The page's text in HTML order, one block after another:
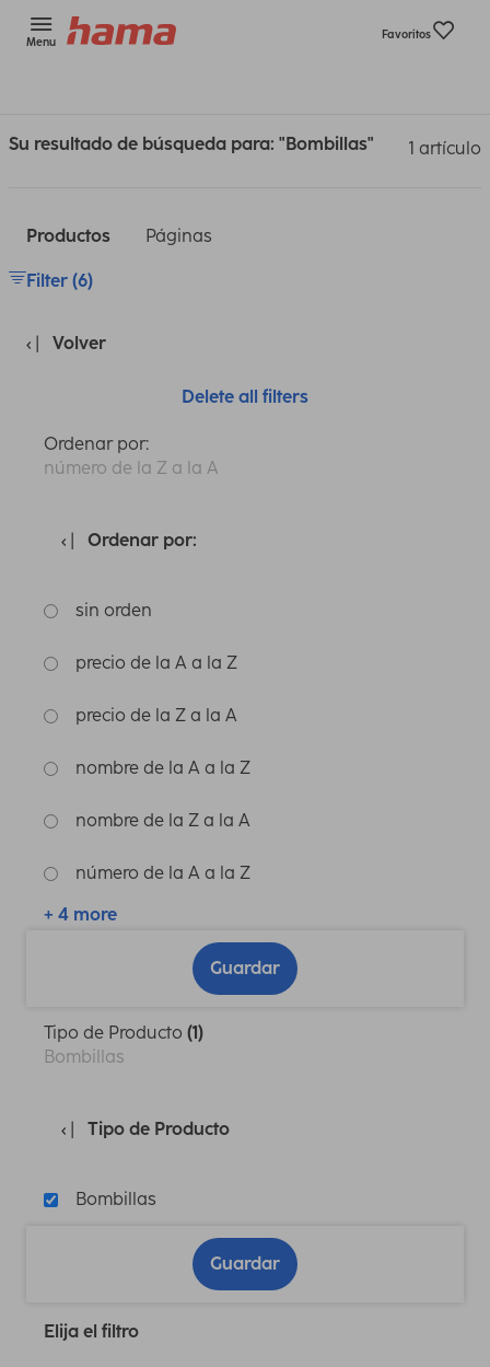
Menu
Favoritos
Su resultado de búsqueda para: "Bombillas" 1 artículo
Productos Páginas
Filter (6)
Volver
Delete all filters
Ordenar por:
número de la Z a la A
Ordenar por:
sin orden
precio de la A a la Z
precio de la Z a la A
nombre de la A a la Z
nombre de la Z a la A
número de la A a la Z
+ 4 more
Guardar
Tipo de Producto (1)
Bombillas
Tipo de Producto
Bombillas
Guardar
Elija el filtro